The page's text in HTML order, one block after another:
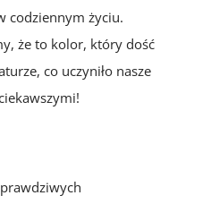
codziennym życiu.
że to kolor, który dość
co uczyniło nasze